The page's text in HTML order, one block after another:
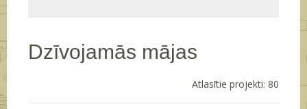
Dzīvojamās mājas
Atlasītie projekti: 80